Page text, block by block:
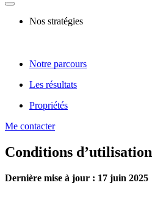
Nos stratégies
Notre parcours
Les résultats
Propriétés
Me contacter
Conditions d’utilisation
Dernière mise à jour : 17 juin 2025